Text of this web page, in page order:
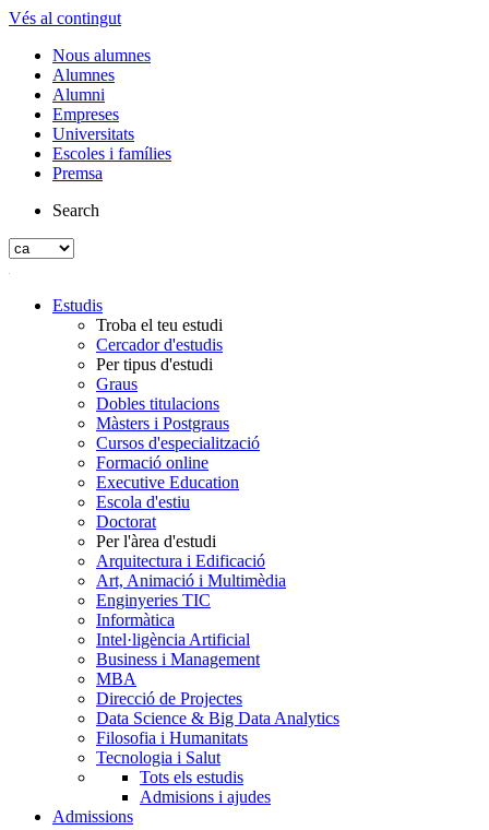
Vés al contingut
Nous alumnes
Alumnes
Alumni
Empreses
Universitats
Escoles i famílies
Premsa
Search
Estudis
Troba el teu estudi
Cercador d'estudis
Per tipus d'estudi
Graus
Dobles titulacions
Màsters i Postgraus
Cursos d'especialització
Formació online
Executive Education
Escola d'estiu
Doctorat
Per l'àrea d'estudi
Arquitectura i Edificació
Art, Animació i Multimèdia
Enginyeries TIC
Informàtica
Intel·ligència Artificial
Business i Management
MBA
Direcció de Projectes
Data Science & Big Data Analytics
Filosofia i Humanitats
Tecnologia i Salut
Tots els estudis
Admisions i ajudes
Admissions